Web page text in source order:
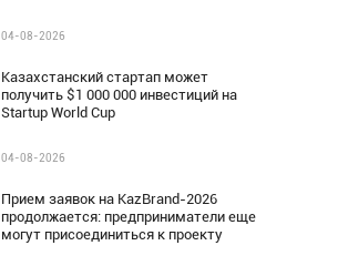
04-08-2026
Казахстанский стартап может
получить $1 000 000 инвестиций на
Startup World Cup
04-08-2026
Прием заявок на KazBrand-2026
продолжается: предприниматели еще
могут присоединиться к проекту